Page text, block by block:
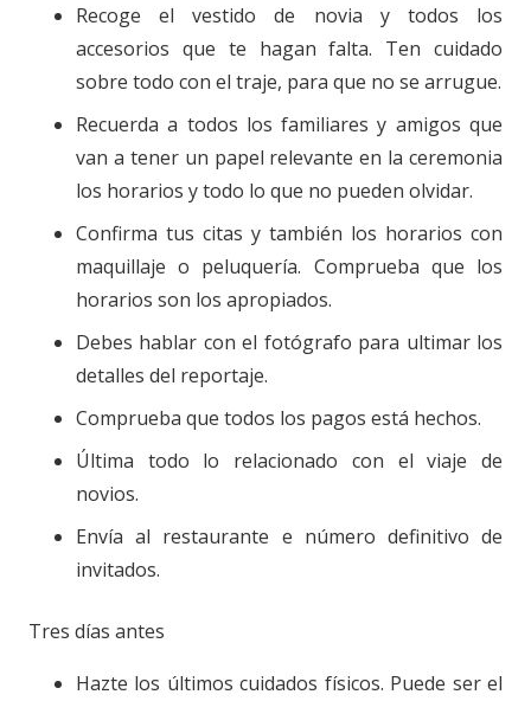
Recoge el vestido de novia y todos los
accesorios que te hagan falta. Ten cuidado
sobre todo con el traje, para que no se arrugue.
Recuerda a todos los familiares y amigos que
van a tener un papel relevante en la ceremonia
los horarios y todo lo que no pueden olvidar.
Confirma tus citas y también los horarios con
maquillaje o peluquería. Comprueba que los
horarios son los apropiados.
Debes hablar con el fotógrafo para ultimar los
detalles del reportaje.
Comprueba que todos los pagos está hechos.
Última todo lo relacionado con el viaje de
novios.
Envía al restaurante e número definitivo de
invitados.
Tres días antes
Hazte los últimos cuidados físicos. Puede ser el